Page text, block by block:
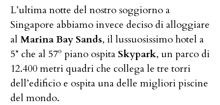
L’ultima notte del nostro soggiorno a
Singapore abbiamo invece deciso di alloggiare
al Marina Bay Sands, il lussuosissimo hotel a
5* che al 57º piano ospita Skypark, un parco di
12.400 metri quadri che collega le tre torri
dell’edificio e ospita una delle migliori piscine
del mondo.